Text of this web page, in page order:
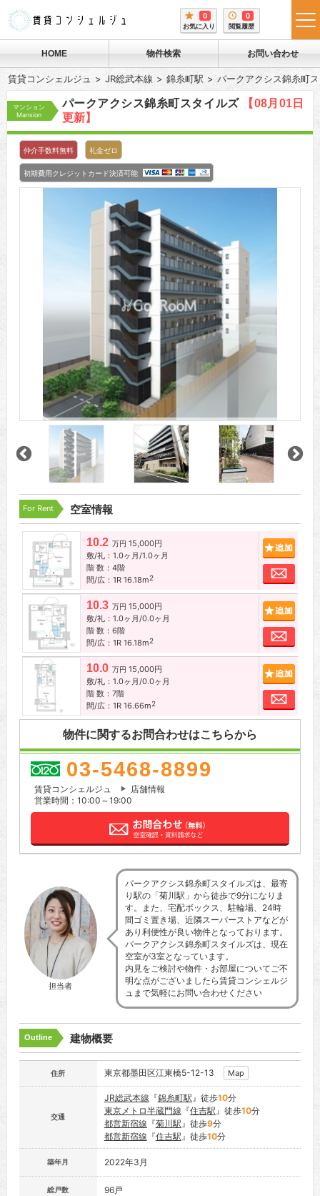
0
お気に入り
0
閲覧履歴
HOME 物件検索 お問い合わせ
賃貸コンシェルジュ JR総武本線 錦糸町駅 パークアクシス錦糸町
マンション
Mansion
パークアクシス錦糸町スタイルズ
【08月01日
更新】
仲介手数料無料 礼金ゼロ
初期費用クレジットカード決済可能
For Rent 空室情報
10.2 万円 15,000円
敷/礼：1.0ヶ月/1.0ヶ月
階 数：4階
間/広：1R 16.18m2
お問
10.3 万円 15,000円
敷/礼：1.0ヶ月/0.0ヶ月
階 数：6階
間/広：1R 16.18m2
お問
10.0 万円 15,000円
敷/礼：1.0ヶ月/0.0ヶ月
階 数：7階
間/広：1R 16.66m2
お問
物件に関するお問合わせはこちらから
03-5468-8899
賃貸コンシェルジュ
店舗情報
営業時間：10:00～19:00
担当者
パークアクシス錦糸町スタイルズは、最寄
り駅の「菊川駅」から徒歩で9分になりま
す。また、宅配ボックス、駐輪場、24時
間ゴミ置き場、近隣スーパーストアなどが
あり利便性が良い物件となっております。
パークアクシス錦糸町スタイルズは、現在
空室が3室となっています。
内見をご検討や物件・お部屋についてご不
明な点がございましたら賃貸コンシェルジ
ュまで気軽にお問い合わせください
Outline 建物概要
住所 東京都墨田区江東橋5-12-13 Map
交通
JR総武本線 『錦糸町駅』徒歩10分
東京メトロ半蔵門線 『住吉駅』徒歩10分
都営新宿線 『菊川駅』徒歩9分
都営新宿線 『住吉駅』徒歩10分
築年月 2022年3月
総戸数 96戸